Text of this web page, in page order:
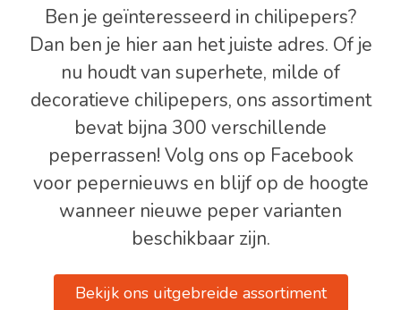
Ben je geïnteresseerd in chilipepers?
Dan ben je hier aan het juiste adres. Of je
nu houdt van superhete, milde of
decoratieve chilipepers, ons assortiment
bevat bijna 300 verschillende
peperrassen! Volg ons op Facebook
voor pepernieuws en blijf op de hoogte
wanneer nieuwe peper varianten
beschikbaar zijn.
Bekijk ons uitgebreide assortiment